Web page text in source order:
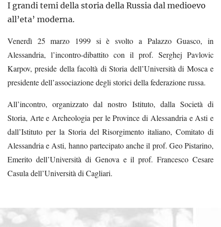
I grandi temi della storia della Russia dal medioevo
all’eta’ moderna.
Venerdì 25 marzo 1999 si è svolto a Palazzo Guasco, in
Alessandria, l’incontro-dibattito con il prof. Serghej Pavlovic
Karpov, preside della facoltà di Storia dell’Università di Mosca e
presidente dell’associazione degli storici della federazione russa.
All’incontro, organizzato dal nostro Istituto, dalla Società di
Storia, Arte e Archeologia per le Province di Alessandria e Asti e
dall’Istituto per la Storia del Risorgimento italiano, Comitato di
Alessandria e Asti, hanno partecipato anche il prof. Geo Pistarino,
Emerito dell’Università di Genova e il prof. Francesco Cesare
Casula dell’Università di Cagliari.